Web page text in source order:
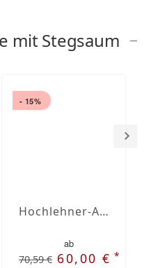
mit Stegsaum
- 15%
Hochlehner-Auflagen mit Stegsaum nach Maß
ab
70,59 € 60,00 €*